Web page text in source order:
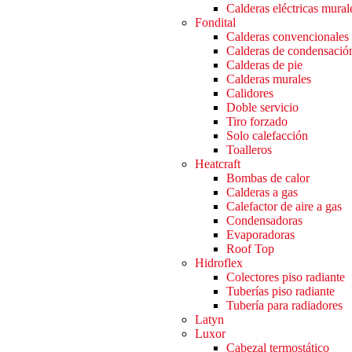
Calderas eléctricas
Fondital
Calderas convencionales
Calderas de
Calderas de pie
Calderas murales
Calidores
Doble servicio
Tiro forzado
Solo calefacción
Toalleros
Heatcraft
Bombas de calor
Calderas a gas
Calefactor de aire a gas
Condensadoras
Evaporadoras
Roof Top
Hidroflex
Colectores piso radiante
Tuberías piso radiante
Tubería para radiadores
Latyn
Luxor
Cabezal termostático